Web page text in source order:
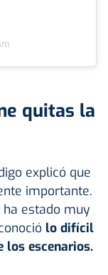
quitas la
explicó que
importante.
estado muy
lo difícil
los escenarios.